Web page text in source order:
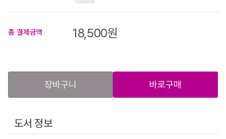
총 결제금액 18,500원
장바구니 바로구매
도서 정보